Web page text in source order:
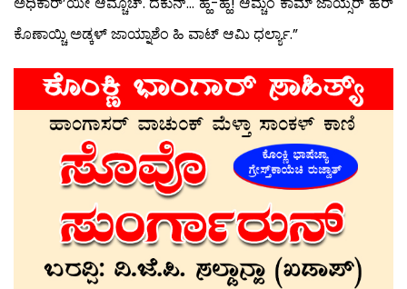
ಕೊಣಾಯ್ಚಿ ಅಡ್ಕಳ್ ಜಾಯ್ನಾಶೆಂ ಹಿ ವಾಟ್ ಆಮಿ ಧರ್ಲ್ಯಾ.”